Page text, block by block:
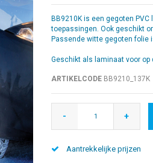
BB9210K is een gegoten
toepassingen. Ook geschikt
Passende witte gegoten folie
Geschikt als laminaat voor op
ARTIKELCODEBB9210_137K
- +
Aantrekkelijke prijzen